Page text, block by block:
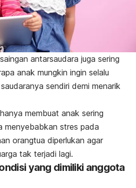
antarsaudara juga sering
anak mungkin ingin selalu
sendiri demi menarik
membuat anak sering
menyebabkan stres pada
orangtua diperlukan agar
tak terjadi lagi.
yang dimiliki anggota